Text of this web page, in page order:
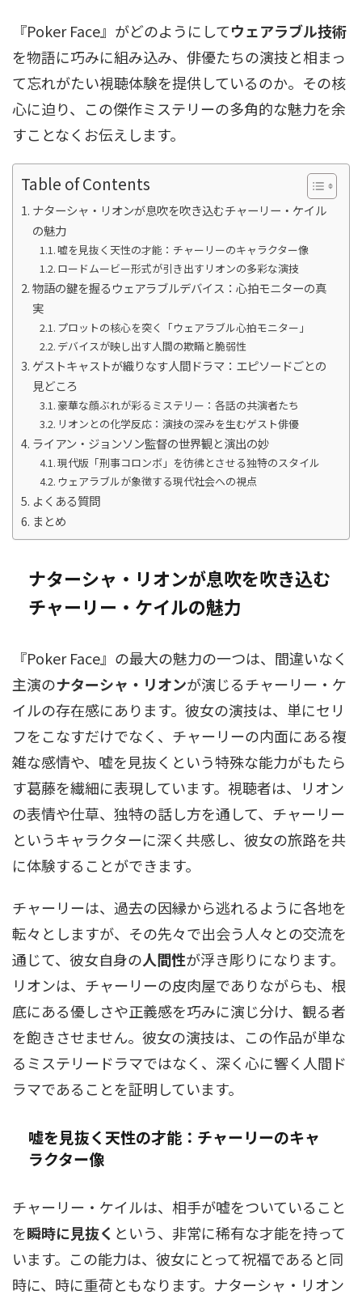
『Poker Face』がどのようにしてウェアラブル技術
を物語に巧みに組み込み、俳優たちの演技と相まっ
て忘れがたい視聴体験を提供しているのか。その核
心に迫り、この傑作ミステリーの多角的な魅力を余
すことなくお伝えします。
Table of Contents
ナターシャ・リオンが息吹を吹き込むチャーリー・ケイル
の魅力
嘘を見抜く天性の才能：チャーリーのキャラクター像
ロードムービー形式が引き出すリオンの多彩な演技
物語の鍵を握るウェアラブルデバイス：心拍モニターの真
実
プロットの核心を突く「ウェアラブル心拍モニター」
デバイスが映し出す人間の欺瞞と脆弱性
ゲストキャストが織りなす人間ドラマ：エピソードごとの
見どころ
豪華な顔ぶれが彩るミステリー：各話の共演者たち
リオンとの化学反応：演技の深みを生むゲスト俳優
ライアン・ジョンソン監督の世界観と演出の妙
現代版「刑事コロンボ」を彷彿とさせる独特のスタイル
ウェアラブルが象徴する現代社会への視点
よくある質問
まとめ
ナターシャ・リオンが息吹を吹き込む
チャーリー・ケイルの魅力
『Poker Face』の最大の魅力の一つは、間違いなく
主演のナターシャ・リオンが演じるチャーリー・ケ
イルの存在感にあります。彼女の演技は、単にセリ
フをこなすだけでなく、チャーリーの内面にある複
雑な感情や、嘘を見抜くという特殊な能力がもたら
す葛藤を繊細に表現しています。視聴者は、リオン
の表情や仕草、独特の話し方を通して、チャーリー
というキャラクターに深く共感し、彼女の旅路を共
に体験することができます。
チャーリーは、過去の因縁から逃れるように各地を
転々としますが、その先々で出会う人々との交流を
通じて、彼女自身の人間性が浮き彫りになります。
リオンは、チャーリーの皮肉屋でありながらも、根
底にある優しさや正義感を巧みに演じ分け、観る者
を飽きさせません。彼女の演技は、この作品が単な
るミステリードラマではなく、深く心に響く人間ド
ラマであることを証明しています。
嘘を見抜く天性の才能：チャーリーのキャ
ラクター像
チャーリー・ケイルは、相手が嘘をついていること
を瞬時に見抜く という、非常に稀有な才能を持って
います。この能力は、彼女にとって祝福であると同
時に、時に重荷ともなります。ナターシャ・リオン